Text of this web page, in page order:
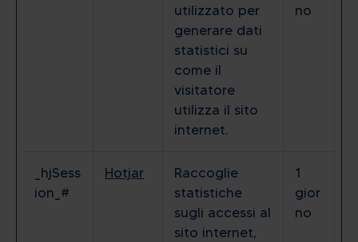
utilizzato per
generare dati
statistici su
come il
visitatore
utilizza il sito
internet.
no
_hjSess
ion_#
Hotjar
Raccoglie
statistiche
sugli accessi al
sito internet,
1
gior
no